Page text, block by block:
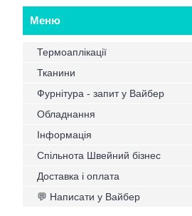
Термоаплікації
Тканини
Фурнітура - запит у Вайбер
Обладнання
Інформація
Спільнота Швейний бізнес
Доставка і оплата
💬 Написати у Вайбер